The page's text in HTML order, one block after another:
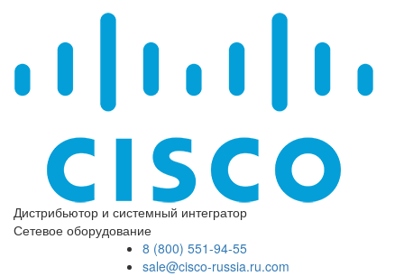
Дистрибьютор и системный интегратор
Сетевое оборудование
8 (800) 551-94-55
sale@cisco-russia.ru.com